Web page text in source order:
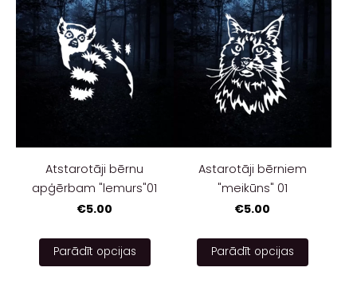
Atstarotāji bērnu
apģērbam "lemurs"01
€5.00
Parādīt opcijas
Astarotāji bērniem
"meikūns" 01
€5.00
Parādīt opcijas